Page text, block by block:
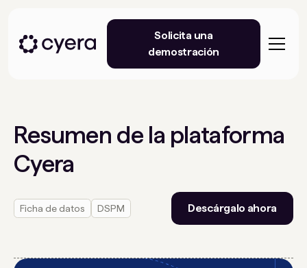
Solicita una
demostración
Resumen de la plataforma
Cyera
Ficha de datos DSPM Descárgalo ahora